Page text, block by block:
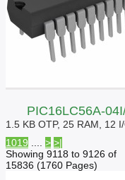
PIC16LC56A-
1.5 KB OTP, 25 RAM, 12 I/
1019
> >|
Showing 9118 to 9126 of
15836 (1760 Pages)